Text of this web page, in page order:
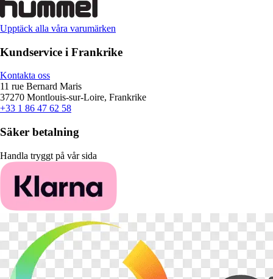
Upptäck alla våra varumärken
Kundservice i Frankrike
Kontakta oss
11 rue Bernard Maris
37270 Montlouis-sur-Loire, Frankrike
+33 1 86 47 62 58
Säker betalning
Handla tryggt på vår sida